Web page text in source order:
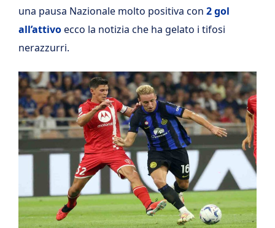
una pausa Nazionale molto positiva con 2 gol
all’attivoecco la notizia che ha gelato i tifosi
nerazzurri.